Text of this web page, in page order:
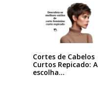
Cortes de Cabelos
Curtos Repicado: A
escolha…